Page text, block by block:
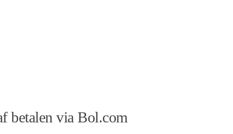
betalen via Bol.com